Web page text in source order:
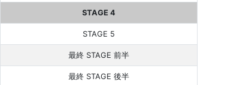
STAGE 4
STAGE 5
最終 STAGE 前半
最終 STAGE 後半